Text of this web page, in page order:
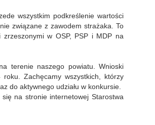
wszystkim podkreślenie wartości
związane z zawodem strażaka. To
w OSP, PSP i MDP na
terenie naszego powiatu. Wnioski
Zachęcamy wszystkich, którzy
do aktywnego udziału w konkursie.
na stronie internetowej Starostwa